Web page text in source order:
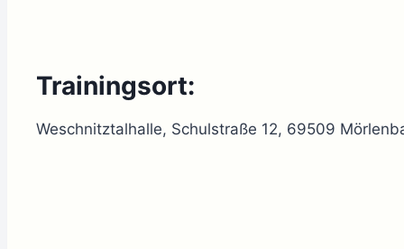
Trainingsort:
Weschnitztalhalle, Schulstraße 12, 69509